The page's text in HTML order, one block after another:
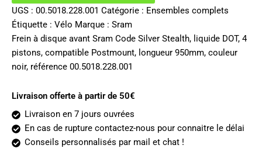
Silver
Stealth
UGS : 00.5018.228.001 Catégorie : Ensembles complets
Étiquette : Vélo Marque : Sram
Frein à disque avant Sram Code Silver Stealth, liquide DOT, 4
pistons, compatible Postmount, longueur 950mm, couleur
noir, référence 00.5018.228.001
Livraison offerte à partir de 50€
Livraison en 7 jours ouvrées
En cas de rupture contactez-nous pour connaitre le délai
Conseils personnalisés par mail et chat !